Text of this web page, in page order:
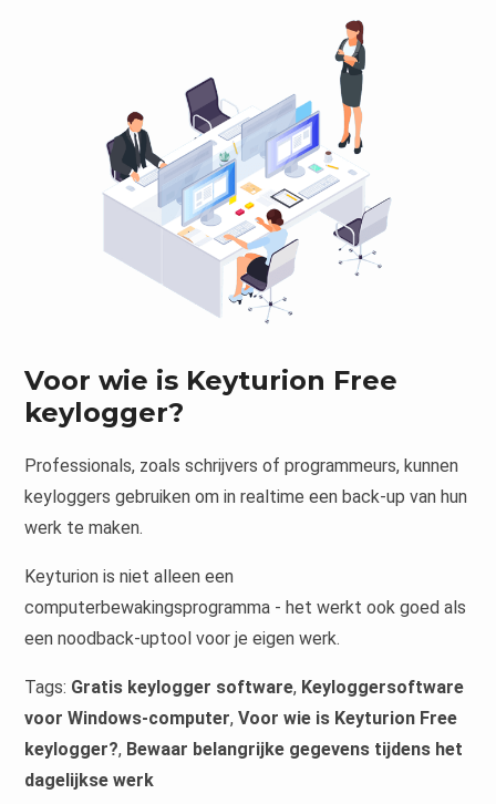
Voor wie is Keyturion Free
keylogger?
Professionals, zoals schrijvers of programmeurs, kunnen
keyloggers gebruiken om in realtime een back-up van hun
werk te maken.
Keyturion is niet alleen een
computerbewakingsprogramma - het werkt ook goed als
een noodback-uptool voor je eigen werk.
Tags: Gratis keylogger software, Keyloggersoftware
voor Windows-computer,Voor wie is Keyturion Free
keylogger?, Bewaar belangrijke gegevens tijdens het
dagelijkse werk